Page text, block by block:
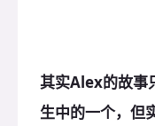
其实Alex的故事
生中的一个，但